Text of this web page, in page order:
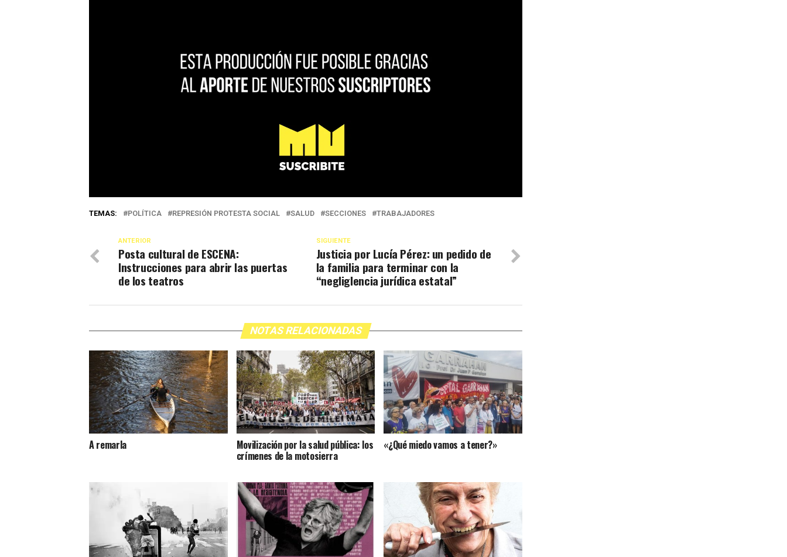
TEMAS: POLÍTICA REPRESIÓN PROTESTA SOCIAL SALUD SECCIONES TRABAJADORES
SIGUIENTE
Justicia por Lucía Pérez: un pedido de
la familia para terminar con la
“negliglencia jurídica estatal”
ANTERIOR
Posta cultural de ESCENA:
Instrucciones para abrir las puertas
de los teatros
NOTAS RELACIONADAS
A remarla Movilización por la salud pública: los
crímenes de la motosierra
«¿Qué miedo vamos a tener?»